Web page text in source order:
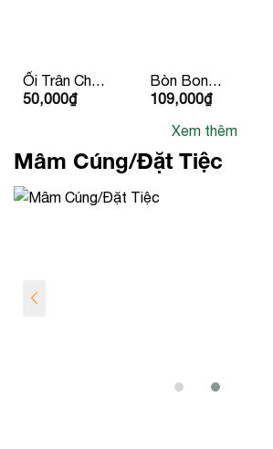
Ổi Trân Châu
Ruột Đỏ
50,000₫
Bòn Bon
Giống Thái
109,000₫
Xem thêm
Mâm Cúng/Đặt Tiệc